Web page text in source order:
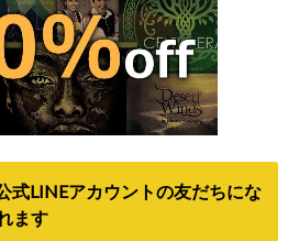
式LINEアカウントの友だちにな
ます